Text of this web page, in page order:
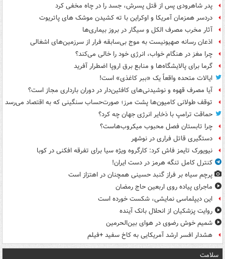
پدر شاهرودی پس از قتل پسرش، جسد را در چاه مخفی کرد
دردسر همزمان آمریکا و اوکراین با ته کشیدن موشک های پاتریوت
آثار مخرب مصرف الکل و سیگار در بروز بیماری‌ها
اذعان رسانه صهیونیست به موج بی‌سابقه فرار از سرزمین‌های اشغالی
چرا مغز در هنگام خواب، انرژی خود را خالی می‌کند؟
گرما برای پالایشگاه‌ها و منابع برق اروپا اضطرار آفرید
ایالات متحده واقعاً یک «ببر کاغذی» است!
آیا مصرف قهوه و نوشیدنی‌های کافئین‌دار در دوران بارداری مجاز است؟
توقف طولانی کامیون‌ها پشت مرز؛ صورت‌حساب سنگینی که به اقتصاد می‌رسد
حماقت ترامپ با ذخایر انرژی جهان چه کرد؟
چرا تابستان فصل محبوب میکروب‌هاست؟
دستگیری قاتل فراری در نوشهر
نیویورک تایمز فاش کرد: کارگروه ویژه سیا برای تفرقه افکنی در کوبا
کنترل کامل تنگه هرمز در دست ایران!
پرچم سیاه بر فراز گنبد حسینی همچنان در اهتزاز است
ماجرای پیاده روی اربعین حاج رمضان
این دیپلماسی نمایشی، شکست خورده است
روایت پزشکیان از انحلال بانک آینده
شمیم خوش رضوی در هوای بین‌الحرمین
هشدار افسر ارشد آمریکایی به کاخ سفید +فیلم
سلامت